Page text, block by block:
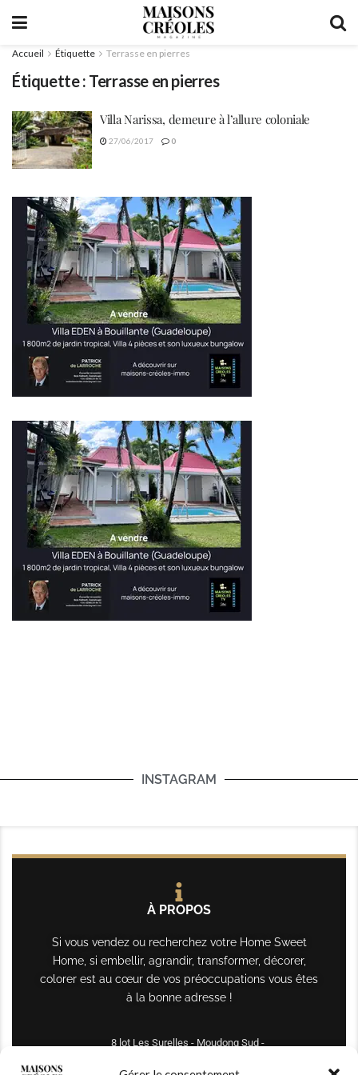
Accueil Étiquette Terrasse en pierres
Étiquette : Terrasse en pierres
Villa Narissa, demeure à l’allure coloniale
27/06/2017 0
INSTAGRAM
À PROPOS
Si vous vendez ou recherchez votre Home Sweet
Home, si embellir, agrandir, transformer, décorer,
colorer est au cœur de vos préoccupations vous êtes
à la bonne adresse !
8 lot Les Surelles - Moudong Sud -